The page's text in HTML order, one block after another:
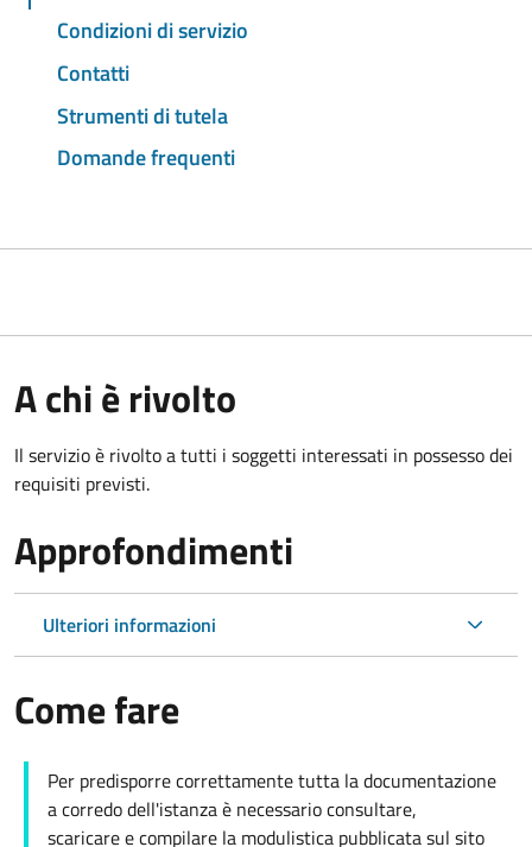
Condizioni di servizio
Contatti
Strumenti di tutela
Domande frequenti
A chi è rivolto
Il servizio è rivolto a tutti i soggetti interessati in possesso dei
requisiti previsti.
Approfondimenti
Ulteriori informazioni
Come fare
Per predisporre correttamente tutta la documentazione
a corredo dell'istanza è necessario consultare,
scaricare e compilare la modulistica pubblicata sul sito